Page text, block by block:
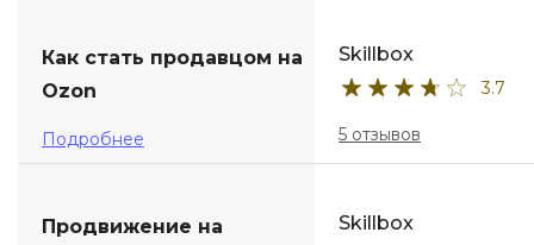
Как стать продавцом на
Ozon
Подробнее
Skillbox
3.7
5 отзывов
Продвижение на
Skillbox